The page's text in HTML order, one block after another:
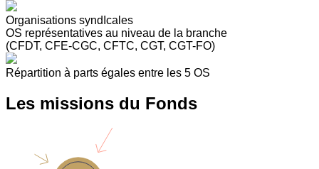
Organisations syndIcales
OS représentatives au niveau de la branche
(CFDT, CFE-CGC, CFTC, CGT, CGT-FO)
Répartition à parts égales entre les 5 OS
Les missions du Fonds